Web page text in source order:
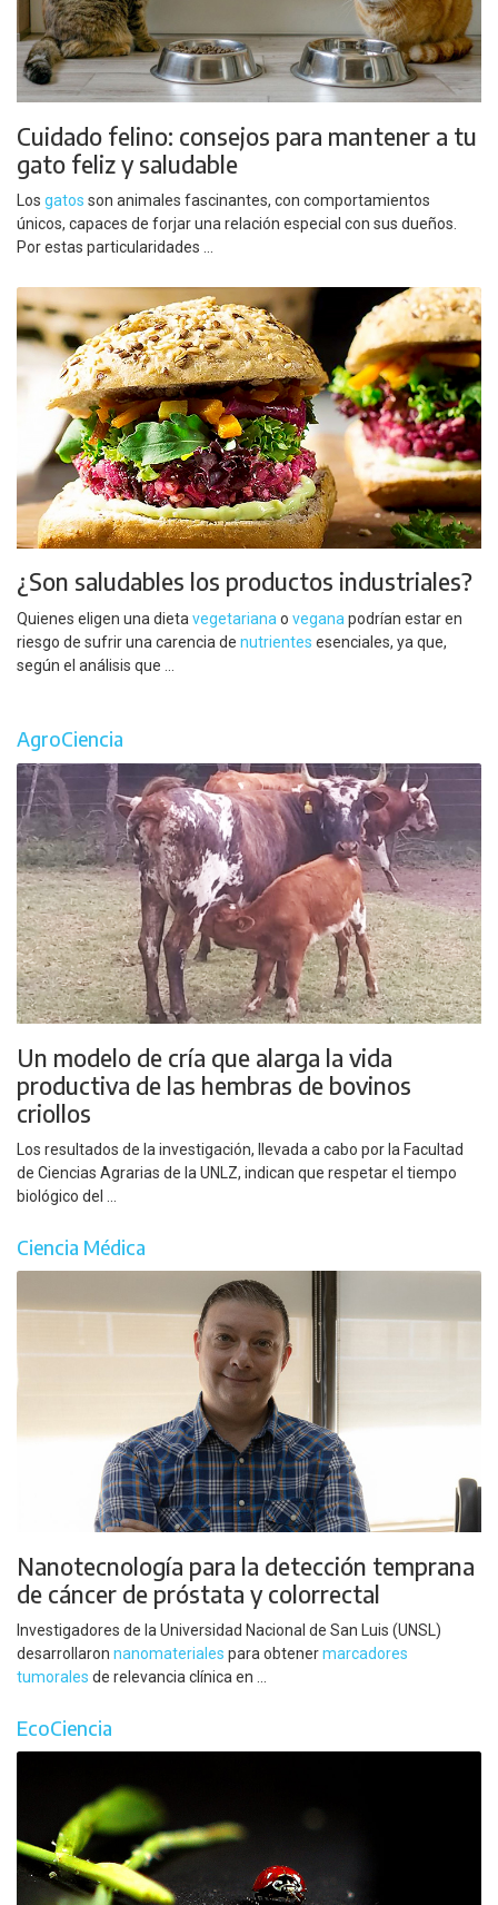
Cuidado felino: consejos para mantener a tu
gato feliz y saludable
Los gatos son animales fascinantes, con comportamientos
únicos, capaces de forjar una relación especial con sus dueños.
Por estas particularidades ...
¿Son saludables los productos industriales?
Quienes eligen una dieta vegetariana o vegana podrían estar en
riesgo de sufrir una carencia de nutrientes esenciales, ya que,
según el análisis que ...
AgroCiencia
Un modelo de cría que alarga la vida
productiva de las hembras de bovinos
criollos
Los resultados de la investigación, llevada a cabo por la Facultad
de Ciencias Agrarias de la UNLZ, indican que respetar el tiempo
biológico del ...
Ciencia Médica
Nanotecnología para la detección temprana
de cáncer de próstata y colorrectal
Investigadores de la Universidad Nacional de San Luis (UNSL)
desarrollaron nanomateriales para obtenermarcadores
tumorales de relevancia clínica en ...
EcoCiencia